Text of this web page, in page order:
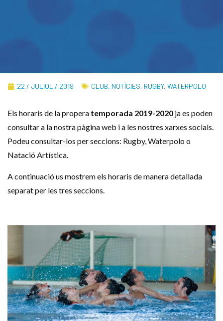
22 / JULIOL / 2019 CLUB, NOTÍCIES, RUGBY, WATERPOLO
Els horaris de la propera temporada 2019-2020 ja es poden
consultar a la nostra pàgina web i a les nostres xarxes socials.
Podeu consultar-los per seccions: Rugby, Waterpolo o
Natació Artística.
A continuació us mostrem els horaris de manera detallada
separat per les tres seccions.